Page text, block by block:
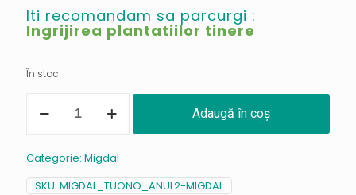
Iti recomandam sa parcurgi :
Ingrijirea plantatiilor tinere
În stoc
Migdal
migdal
Adaugă în coș
Categorie: Migdal
SKU: MIGDAL_TUONO_ANUL2-MIGDAL